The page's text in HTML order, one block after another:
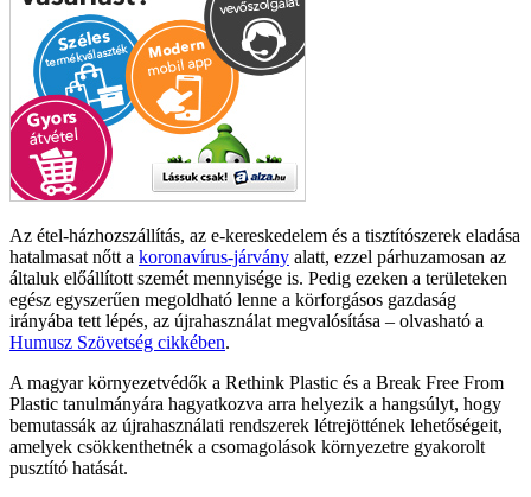
Az étel-házhozszállítás, az e-kereskedelem és a tisztítószerek eladása
hatalmasat nőtt a koronavírus-járvány alatt, ezzel párhuzamosan az
általuk előállított szemét mennyisége is. Pedig ezeken a területeken
egész egyszerűen megoldható lenne a körforgásos gazdaság
irányába tett lépés, az újrahasználat megvalósítása – olvasható a
Humusz Szövetség cikkében.
A magyar környezetvédők a Rethink Plastic és a Break Free From
Plastic tanulmányára hagyatkozva arra helyezik a hangsúlyt, hogy
bemutassák az újrahasználati rendszerek létrejöttének lehetőségeit,
amelyek csökkenthetnék a csomagolások környezetre gyakorolt
pusztító hatását.